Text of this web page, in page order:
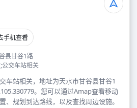
手机查看
县甘谷1路
公交车站相关
车站相关，地址为天水市甘谷县甘谷1
。您可以通过Amap查看移动
、规划到达路线，以及查找周边设施。